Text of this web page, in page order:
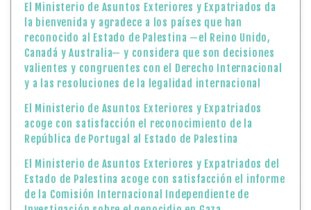
El Ministerio de Asuntos Exteriores y Expatriados da
la bienvenida y agradece a los países que han
reconocido al Estado de Palestina —el Reino Unido,
Canadá y Australia— y considera que son decisiones
valientes y congruentes con el Derecho Internacional
y a las resoluciones de la legalidad internacional
El Ministerio de Asuntos Exteriores y Expatriados
acoge con satisfacción el reconocimiento de la
República de Portugal al Estado de Palestina
El Ministerio de Asuntos Exteriores y Expatriados del
Estado de Palestina acoge con satisfacción el informe
de la Comisión Internacional Independiente de